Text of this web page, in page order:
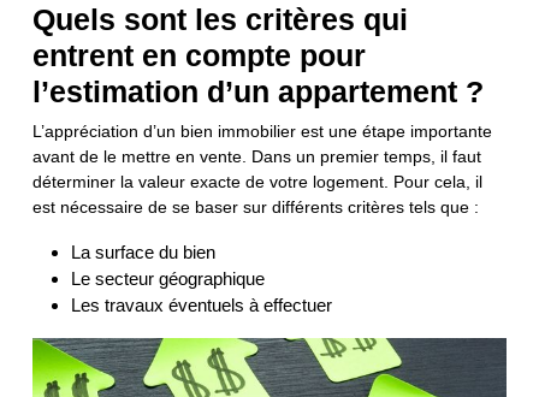
Quels sont les critères qui
entrent en compte pour
l’estimation d’un appartement ?
L’appréciation d’un bien immobilier est une étape importante
avant de le mettre en vente. Dans un premier temps, il faut
déterminer la valeur exacte de votre logement. Pour cela, il
est nécessaire de se baser sur différents critères tels que :
La surface du bien
Le secteur géographique
Les travaux éventuels à effectuer